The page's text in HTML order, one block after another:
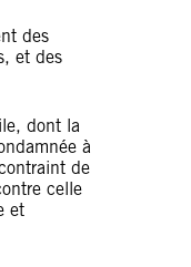
des
et des
dont la
à
de
celle
et